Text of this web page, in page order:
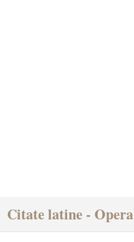
Citate latine - Opera